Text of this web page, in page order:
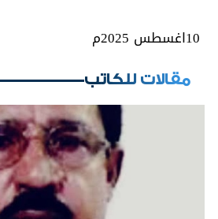
10اغسطس 2025م
مقالات للكاتب